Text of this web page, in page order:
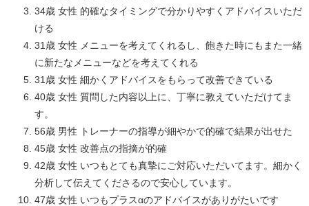
34歳 女性 的確なタイミングで分かりやすくアドバイスいただ
ける
31歳 女性 メニューを考えてくれるし、飽きた時にもまた一緒
に新たなメニューなどを考えてくれる
31歳 女性 細かくアドバイスをもらって改善できている
40歳 女性 質問した内容以上に、丁寧に教えていただけてま
す。
56歳 男性 トレーナーの指導が細やかで的確で結果が出せた
45歳 女性 改善点の指摘が的確
42歳 女性 いつもとても真摯にご対応いただいてます。細かく
分析して伝えてくださるので安心しています。
47歳 女性 いつもプラスαのアドバイスがありがたいです